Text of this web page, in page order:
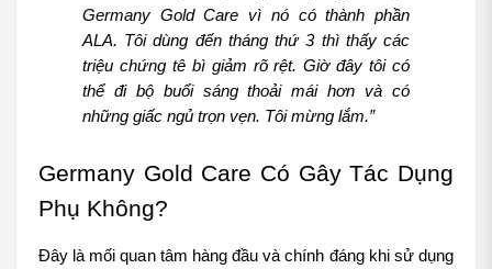
Germany Gold Care vì nó có thành phần
ALA. Tôi dùng đến tháng thứ 3 thì thấy các
triệu chứng tê bì giảm rõ rệt. Giờ đây tôi có
thể đi bộ buổi sáng thoải mái hơn và có
những giấc ngủ trọn vẹn. Tôi mừng lắm.”
Germany Gold Care Có Gây Tác Dụng
Phụ Không?
Đây là mối quan tâm hàng đầu và chính đáng khi sử dụng